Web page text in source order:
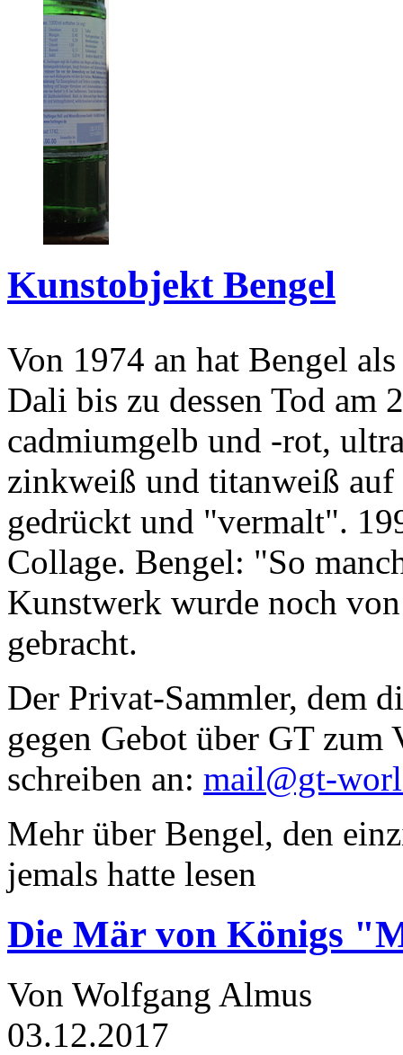
Kunstobjekt Bengel
Von 1974 an hat Bengel
Dali bis zu dessen Tod am
cadmiumgelb und -rot,
zinkweiß und titanweiß
gedrückt und "vermalt".
Collage. Bengel: "So
Kunstwerk wurde noch
gebracht.
Der Privat-Sammler, dem
gegen Gebot über GT zum
schreiben an: mail@gt-
Mehr über Bengel, den
jemals hatte lesen
Die Mär von Königs
Von Wolfgang Almus
03.12.2017